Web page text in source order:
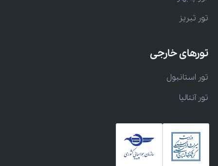
تور تبریز
تورهای خارجی
تور استانبول
تور آنتالیا